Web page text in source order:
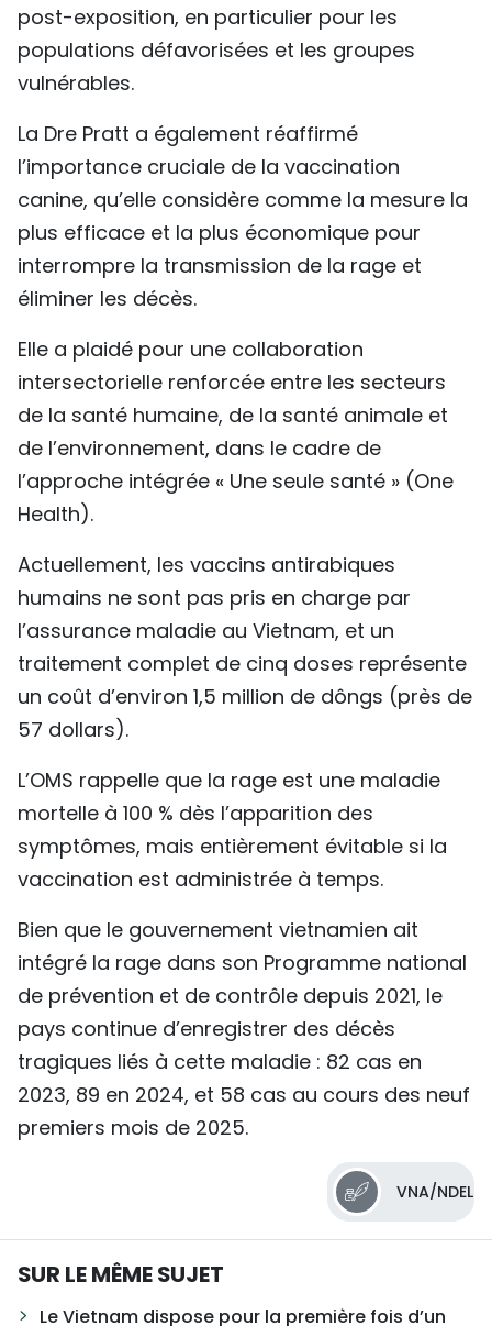
post-exposition, en particulier pour les
populations défavorisées et les groupes
vulnérables.
La Dre Pratt a également réaffirmé
l’importance cruciale de la vaccination
canine, qu’elle considère comme la mesure la
plus efficace et la plus économique pour
interrompre la transmission de la rage et
éliminer les décès.
Elle a plaidé pour une collaboration
intersectorielle renforcée entre les secteurs
de la santé humaine, de la santé animale et
de l’environnement, dans le cadre de
l’approche intégrée « Une seule santé » (One
Health).
Actuellement, les vaccins antirabiques
humains ne sont pas pris en charge par
l’assurance maladie au Vietnam, et un
traitement complet de cinq doses représente
un coût d’environ 1,5 million de dôngs (près de
57 dollars).
L’OMS rappelle que la rage est une maladie
mortelle à 100 % dès l’apparition des
symptômes, mais entièrement évitable si la
vaccination est administrée à temps.
Bien que le gouvernement vietnamien ait
intégré la rage dans son Programme national
de prévention et de contrôle depuis 2021, le
pays continue d’enregistrer des décès
tragiques liés à cette maladie : 82 cas en
2023, 89 en 2024, et 58 cas au cours des neuf
premiers mois de 2025.
VNA/NDEL
SUR LE MÊME SUJET
Le Vietnam dispose pour la première fois d’un